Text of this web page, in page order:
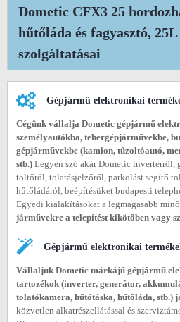
Dometic CFX3 25
hűtőláda és fagyasztó,
szolgáltatásai
Gépjármű elektronikai
Cégünk vállalja Dometic gépjármű
személyautókba, tehergépjárművekbe,
gépjárművekbe (kamion, tűzoltóautó,
stb.) Legyen szó akár Dometic inverterről,
töltőről, tolatásjelzőről, parkolást segítő
hűtőládáról, beépítésüket budapesti
Egyedi kialakításokat a legmagasabb
járművekre a telepítést kikötőben vagy
Gépjármű elektronikai
Vállaljuk Dometic márkájú gépjármű
tartozékok (inverter, generátor,
tolatókamera, hűtőtáska, hűtőláda, stb.)
közvetlen alkatrészellátással és